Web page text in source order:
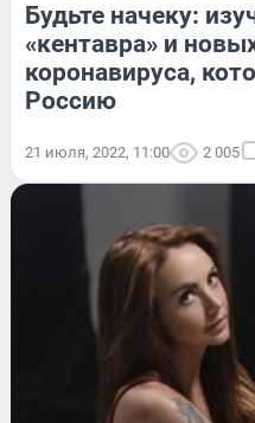
Будьте начеку:
«кентавра» и
коронавируса,
Россию
21 июля, 2022, 11:00 2 005